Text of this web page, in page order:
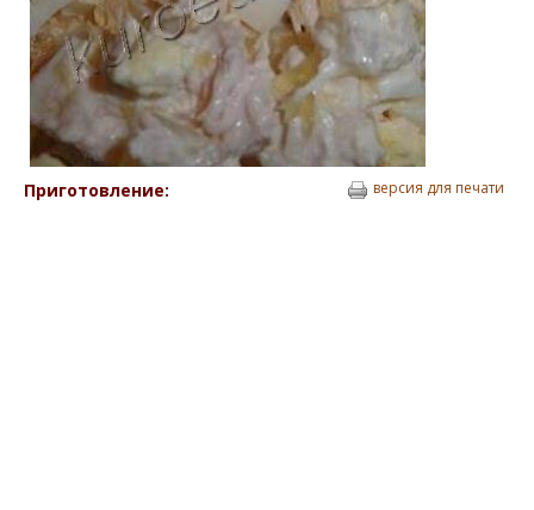
Приготовление: версия для печати